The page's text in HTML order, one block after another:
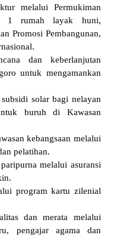
melalui Permukiman
rumah layak huni,
Promosi Pembangunan,
dan keberlanjutan
untuk mengamankan
solar bagi nelayan
buruh di Kawasan
kebangsaan melalui
pelatihan.
melalui asuransi
program kartu zilenial
dan merata melalui
pengajar agama dan